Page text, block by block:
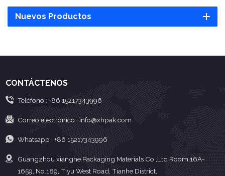
Nuevos Productos
CONTÁCTENOS
Teléfono : +86 15217343996
Correo electrónico :info@xhpak.com
Whatsapp : +86 15217343996
Guangzhou xianghe Packaging Materials Co.,Ltd Room 16A-
1659, No.189, Tiyu West Road, Tianhe District,